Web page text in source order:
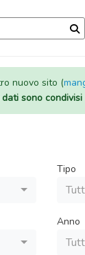
nuovo sito (
sono condivisi
Tipo
Anno